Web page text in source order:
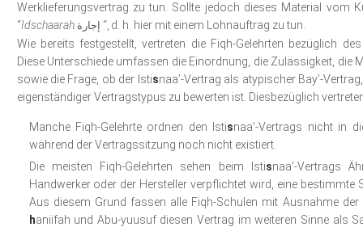
Werklieferungsvertrag zu tun. Sollte jedoch dieses Material vom
“Idschaarah
“, d. h. hier mit einem Lohnauftrag zu tun.
Wie bereits festgestellt, vertreten die Fiqh-Gelehrten bezüglich
Diese Unterschiede umfassen die Einordnung, die Zulässigkeit,
sowie die Frage, ob der Istisnaa’-Vertrag als atypischer Bay’-
eigenständiger Vertragstypus zu bewerten ist. Diesbezüglich
Manche Fiqh-Gelehrte ordnen den Istisnaa’-Vertrags nicht in
während der Vertragssitzung noch nicht existiert.
Die meisten Fiqh-Gelehrten sehen beim Istisnaa’-Vertrags
Handwerker oder der Hersteller verpflichtet wird, eine
Aus diesem Grund fassen alle Fiqh-Schulen mit Ausnahme
haniifah und Abu-yuusuf diesen Vertrag im weiteren Sinne als